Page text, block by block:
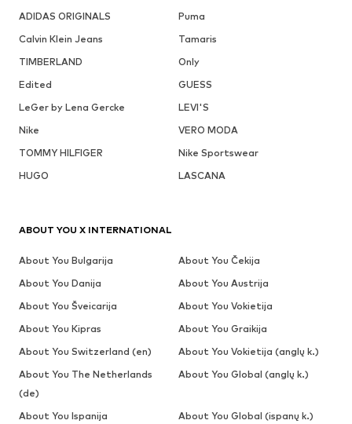
ADIDAS ORIGINALS
Puma
Calvin Klein Jeans
Tamaris
TIMBERLAND
Only
Edited
GUESS
LeGer by Lena Gercke
LEVI'S
Nike
VERO MODA
TOMMY HILFIGER
Nike Sportswear
HUGO
LASCANA
ABOUT YOU X INTERNATIONAL
About You Bulgarija
About You Čekija
About You Danija
About You Austrija
About You Šveicarija
About You Vokietija
About You Kipras
About You Graikija
About You Switzerland (en)
About You Vokietija (anglų k.)
About You The Netherlands
(de)
About You Global (anglų k.)
About You Ispanija
About You Global (ispanų k.)